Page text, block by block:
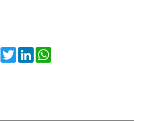
Facebook
TwitterLinkedIn